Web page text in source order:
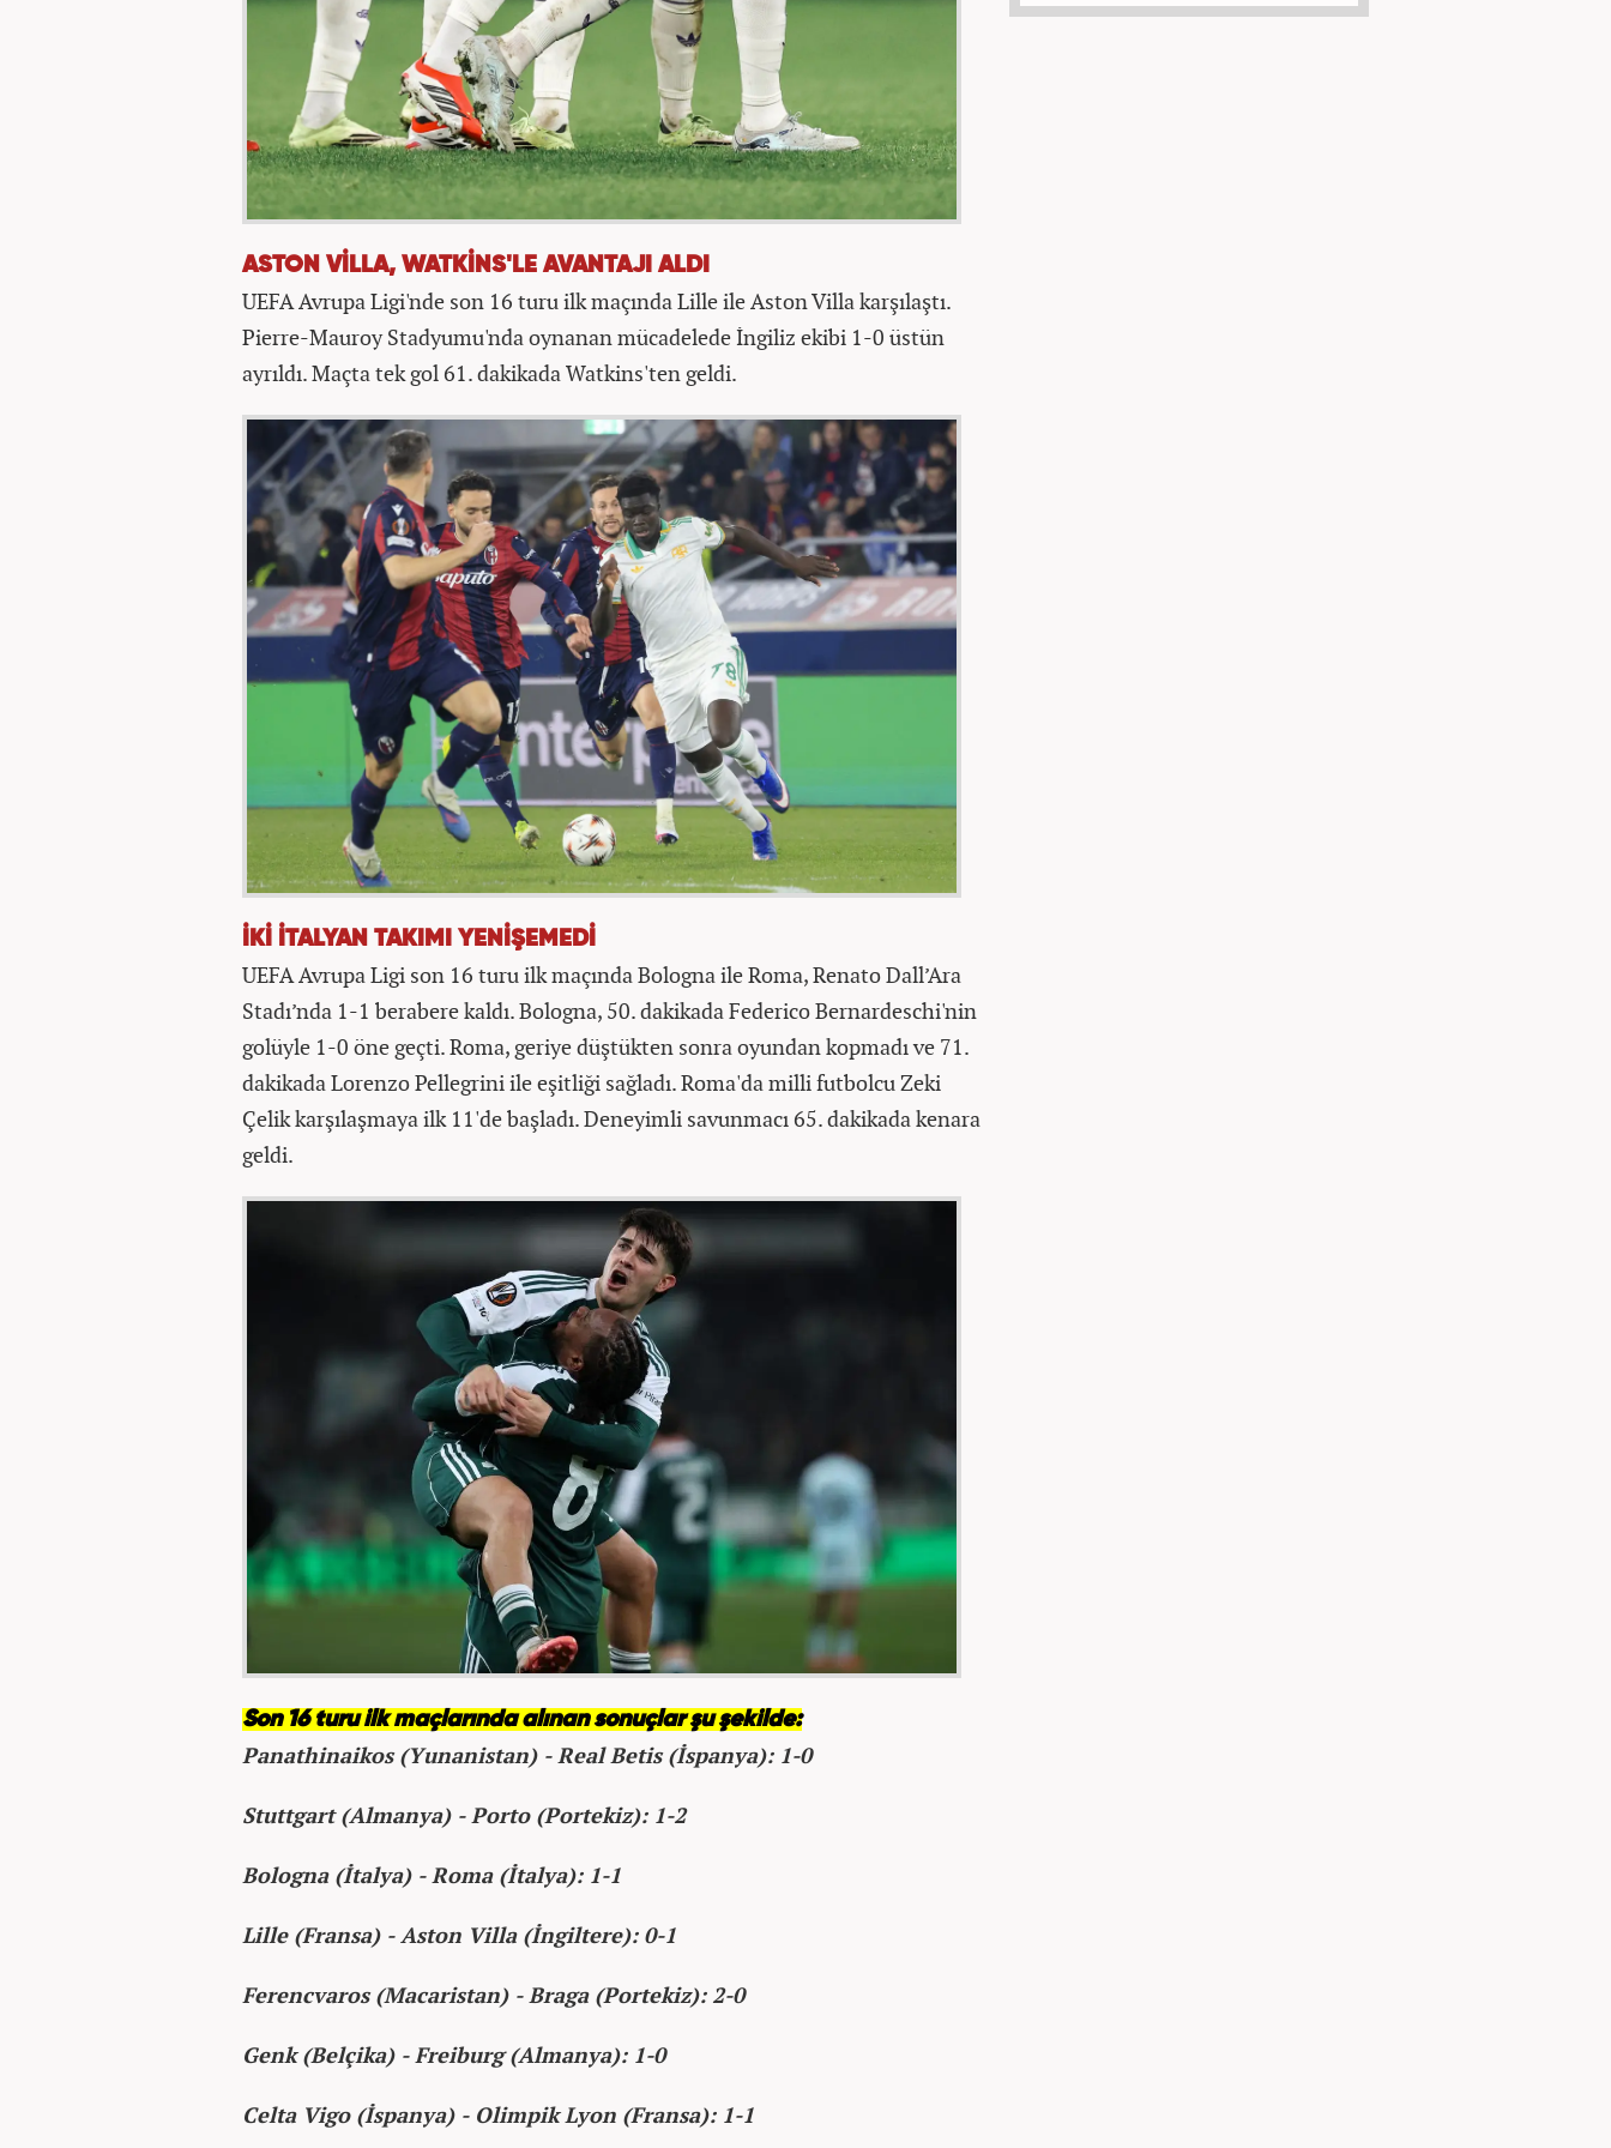
ASTON VİLLA, WATKİNS'LE AVANTAJI ALDI
UEFA Avrupa Ligi'nde son 16 turu ilk maçında Lille ile Aston Villa karşılaştı.
Pierre-Mauroy Stadyumu'nda oynanan mücadelede İngiliz ekibi 1-0 üstün
ayrıldı. Maçta tek gol 61. dakikada Watkins'ten geldi.
İKİ İTALYAN TAKIMI YENİŞEMEDİ
UEFA Avrupa Ligi son 16 turu ilk maçında Bologna ile Roma, Renato Dall’Ara
Stadı’nda 1-1 berabere kaldı. Bologna, 50. dakikada Federico Bernardeschi'nin
golüyle 1-0 öne geçti. Roma, geriye düştükten sonra oyundan kopmadı ve 71.
dakikada Lorenzo Pellegrini ile eşitliği sağladı. Roma'da milli futbolcu Zeki
Çelik karşılaşmaya ilk 11'de başladı. Deneyimli savunmacı 65. dakikada kenara
geldi.
Son 16 turu ilk maçlarında alınan sonuçlar şu şekilde:
Panathinaikos (Yunanistan) - Real Betis (İspanya): 1-0
Stuttgart (Almanya) - Porto (Portekiz): 1-2
Bologna (İtalya) - Roma (İtalya): 1-1
Lille (Fransa) - Aston Villa (İngiltere): 0-1
Ferencvaros (Macaristan) - Braga (Portekiz): 2-0
Genk (Belçika) - Freiburg (Almanya): 1-0
Celta Vigo (İspanya) - Olimpik Lyon (Fransa): 1-1